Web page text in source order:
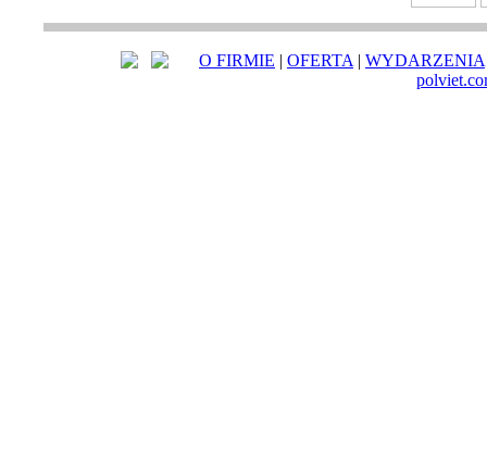
O FIRMIE | OFERTA | WYDARZENIA